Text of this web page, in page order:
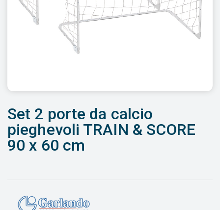
Set 2 porte da calcio
pieghevoli TRAIN & SCORE
90 x 60 cm